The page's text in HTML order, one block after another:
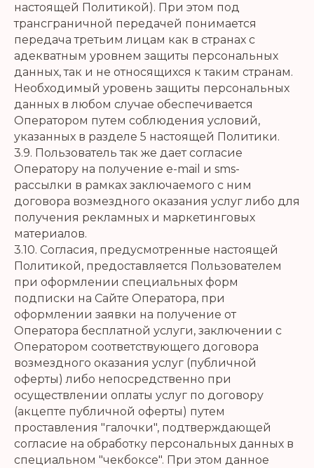
настоящей Политикой). При этом под
трансграничной передачей понимается
передача третьим лицам как в странах с
адекватным уровнем защиты персональных
данных, так и не относящихся к таким странам.
Необходимый уровень защиты персональных
данных в любом случае обеспечивается
Оператором путем соблюдения условий,
указанных в разделе 5 настоящей Политики.
3.9. Пользователь так же дает согласие
Оператору на получение e-mail и sms-
рассылки в рамках заключаемого с ним
договора возмездного оказания услуг либо для
получения рекламных и маркетинговых
материалов.
3.10. Согласия, предусмотренные настоящей
Политикой, предоставляется Пользователем
при оформлении специальных форм
подписки на Сайте Оператора, при
оформлении заявки на получение от
Оператора бесплатной услуги, заключении с
Оператором соответствующего договора
возмездного оказания услуг (публичной
оферты) либо непосредственно при
осуществлении оплаты услуг по договору
(акцепте публичной оферты) путем
проставления "галочки", подтверждающей
согласие на обработку персональных данных в
специальном "чекбоксе". При этом данное